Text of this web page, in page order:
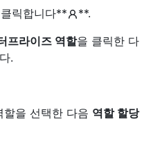
릭합니다**
**.
프라이즈 역할을 클릭한 다
.
을 선택한 다음 역할 할당